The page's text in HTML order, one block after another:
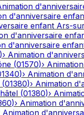
d'anniversaire
enfant Ars-
d'anniversaire
d'anniversaire
)› Animation
(01570)›
)› Animation
(01380)› Animation
(01380)›
)› Animation
Animation